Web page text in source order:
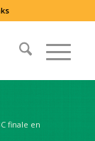
finale en